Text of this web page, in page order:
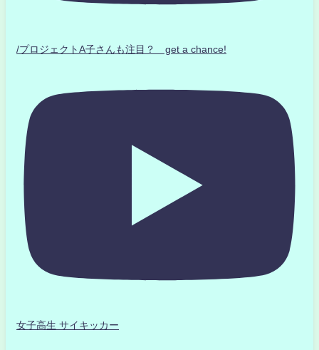
/プロジェクトA子さんも注目？ get a chance!
女子高生 サイキッカー